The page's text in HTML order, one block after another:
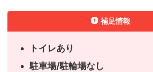
補足情報
トイレあり
駐車場/駐輪場なし